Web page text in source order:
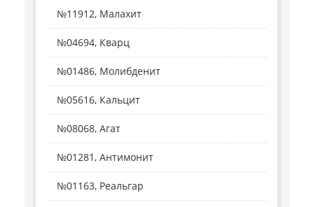
№11912, Малахит
№04694, Кварц
№01486, Молибденит
№05616, Кальцит
№08068, Агат
№01281, Антимонит
№01163, Реальгар